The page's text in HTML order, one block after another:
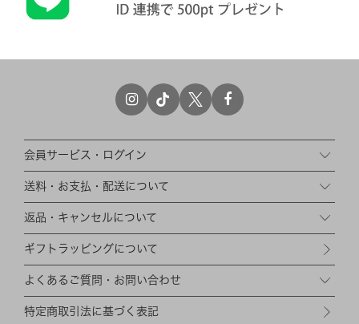
会員サービス・ログイン
送料・お支払・配送について
返品・キャンセルについて
ギフトラッピングについて
よくあるご質問・お問い合わせ
特定商取引法に基づく表記